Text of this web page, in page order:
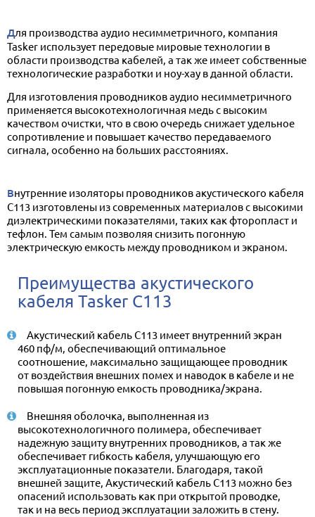
Для производства аудио несимметричного, компания
Tasker использует передовые мировые технологии в
области производства кабелей, а так же имеет собственные
технологические разработки и ноу-хау в данной области.
Для изготовления проводников аудио несимметричного
применяется высокотехнологичная медь с высоким
качеством очистки, что в свою очередь снижает удельное
сопротивление и повышает качество передаваемого
сигнала, особенно на больших расстояниях.
Внутренние изоляторы проводников акустического кабеля
C113 изготовлены из современных материалов с высокими
диэлектрическими показателями, таких как фторопласт и
тефлон. Тем самым позволяя снизить погонную
электрическую емкость между проводником и экраном.
Преимущества акустического
кабеля Tasker C113
Акустический кабель C113 имеет внутренний экран
460 пф/м, обеспечивающий оптимальное
соотношение, максимально защищающее проводник
от воздействия внешних помех и наводок в кабеле и не
повышая погонную емкость проводника/экрана.
Внешняя оболочка, выполненная из
высокотехнологичного полимера, обеспечивает
надежную защиту внутренних проводников, а так же
обеспечивает гибкость кабеля, улучшающую его
эксплуатационные показатели. Благодаря, такой
внешней защите, Акустический кабель C113 можно без
опасений использовать как при открытой проводке,
так и на весь период эксплуатации заложить в стену.